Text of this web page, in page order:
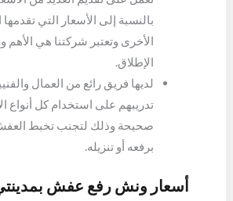
بالنسبة إلى الأسعار التي
الأخرى وتعتبر شركتنا هي الأهم
الإطلاق.
لديها فريق رائع من العمال
تدريبهم على استخدام كل أنواع
صحيحة وذلك لتجنب تخبط
برفعه أو تنزيله.
أسعار ونش رفع عفش